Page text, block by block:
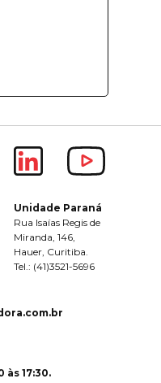
Unidade Paraná
Rua Isaías Regis de
Miranda, 146,
Hauer, Curitiba.
Tel.: (41)3521-5696
às 17:30.